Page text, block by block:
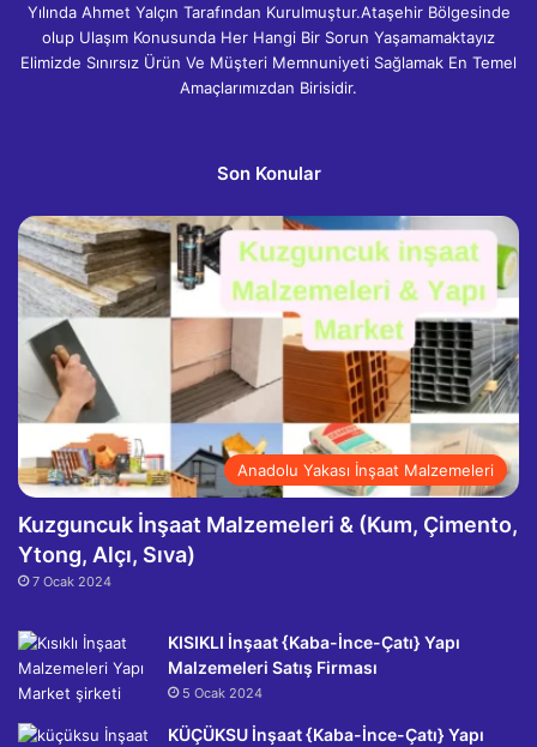
Yılında Ahmet Yalçın Tarafından Kurulmuştur.Ataşehir Bölgesinde
olup Ulaşım Konusunda Her Hangi Bir Sorun Yaşamamaktayız
Elimizde Sınırsız Ürün Ve Müşteri Memnuniyeti Sağlamak En Temel
Amaçlarımızdan Birisidir.
Son Konular
Anadolu Yakası İnşaat Malzemeleri
Kuzguncuk İnşaat Malzemeleri & (Kum, Çimento,
Ytong, Alçı, Sıva)
7 Ocak 2024
KISIKLI İnşaat {Kaba-İnce-Çatı} Yapı
Malzemeleri Satış Firması
5 Ocak 2024
KÜÇÜKSU İnşaat {Kaba-İnce-Çatı} Yapı